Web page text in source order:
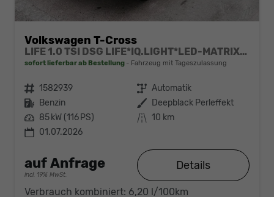
Volkswagen T-Cross
LIFE 1.0 TSI DSG LIFE*IQ.LIGHT*LED-MATRIX*KAMERA*ACC*SMARTLINK*PDC*LED*SHZ*TEMPOMAT*KLIMA*17-ZOLL
sofort lieferbar ab Bestellung Fahrzeug mit Tageszulassung
Fahrzeugnr. 1582939 Getriebe Automatik
Kraftstoff Benzin Außenfarbe Deepblack Perleffekt
Leistung 85 kW (116 PS) Kilometerstand 10 km
01.07.2026
auf Anfrage
incl. 19% MwSt.
Details
Verbrauch kombiniert: 6,20 l/100km